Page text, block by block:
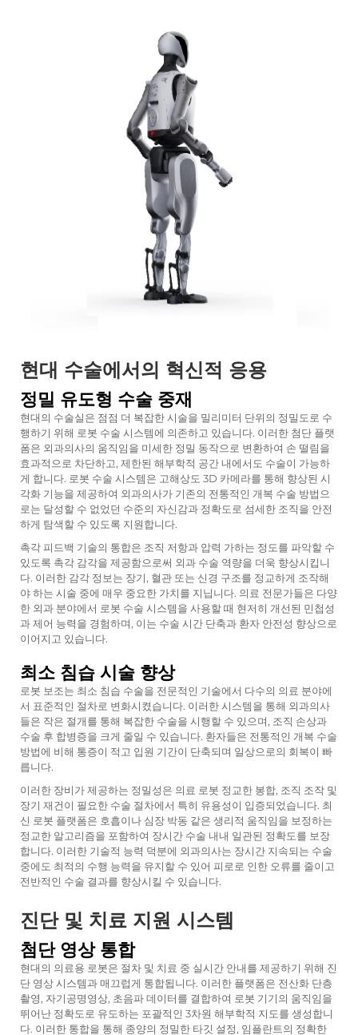
현대 수술에서의 혁신적 응용
정밀 유도형 수술 중재
현대의 수술실은 점점 더 복잡한 시술을 밀리미터 단위의 정밀도로 수
행하기 위해 로봇 수술 시스템에 의존하고 있습니다. 이러한 첨단 플랫
폼은 외과의사의 움직임을 미세한 정밀 동작으로 변환하여 손 떨림을
효과적으로 차단하고, 제한된 해부학적 공간 내에서도 수술이 가능하
게 합니다. 로봇 수술 시스템은 고해상도 3D 카메라를 통해 향상된 시
각화 기능을 제공하여 외과의사가 기존의 전통적인 개복 수술 방법으
로는 달성할 수 없었던 수준의 자신감과 정확도로 섬세한 조직을 안전
하게 탐색할 수 있도록 지원합니다.
촉각 피드백 기술의 통합은 조직 저항과 압력 가하는 정도를 파악할 수
있도록 촉각 감각을 제공함으로써 외과 수술 역량을 더욱 향상시킵니
다. 이러한 감각 정보는 장기, 혈관 또는 신경 구조를 정교하게 조작해
야 하는 시술 중에 매우 중요한 가치를 지닙니다. 의료 전문가들은 다양
한 외과 분야에서 로봇 수술 시스템을 사용할 때 현저히 개선된 민첩성
과 제어 능력을 경험하며, 이는 수술 시간 단축과 환자 안전성 향상으로
이어지고 있습니다.
최소 침습 시술 향상
로봇 보조는 최소 침습 수술을 전문적인 기술에서 다수의 의료 분야에
서 표준적인 절차로 변화시켰습니다. 이러한 시스템을 통해 외과의사
들은 작은 절개를 통해 복잡한 수술을 시행할 수 있으며, 조직 손상과
수술 후 합병증을 크게 줄일 수 있습니다. 환자들은 전통적인 개복 수술
방법에 비해 통증이 적고 입원 기간이 단축되며 일상으로의 회복이 빠
릅니다.
이러한 장비가 제공하는 정밀성은 의료 로봇 정교한 봉합, 조직 조작 및
장기 재건이 필요한 수술 절차에서 특히 유용성이 입증되었습니다. 최
신 로봇 플랫폼은 호흡이나 심장 박동 같은 생리적 움직임을 보정하는
정교한 알고리즘을 포함하여 장시간 수술 내내 일관된 정확도를 보장
합니다. 이러한 기술적 능력 덕분에 외과의사는 장시간 지속되는 수술
중에도 최적의 수행 능력을 유지할 수 있어 피로로 인한 오류를 줄이고
전반적인 수술 결과를 향상시킬 수 있습니다.
진단 및 치료 지원 시스템
첨단 영상 통합
현대의 의료용 로봇은 절차 및 치료 중 실시간 안내를 제공하기 위해 진
단 영상 시스템과 매끄럽게 통합됩니다. 이러한 플랫폼은 전산화 단층
촬영, 자기공명영상, 초음파 데이터를 결합하여 로봇 기기의 움직임을
뛰어난 정확도로 유도하는 포괄적인 3차원 해부학적 지도를 생성합니
다. 이러한 통합을 통해 종양의 정밀한 타깃 설정, 임플란트의 정확한